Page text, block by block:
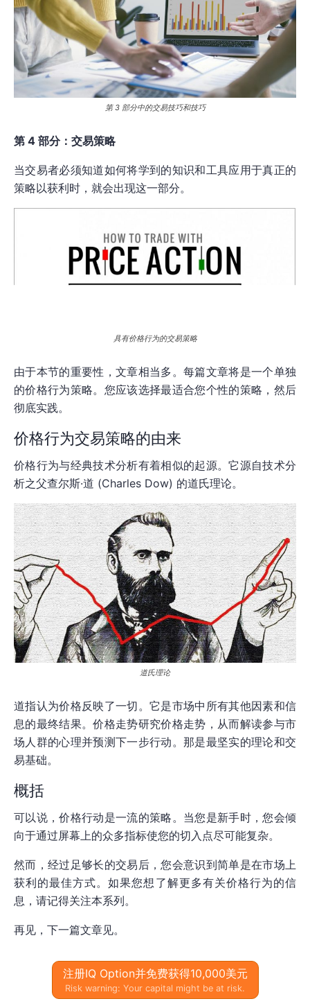
第 3 部分中的交易技巧和技巧
第 4 部分：交易策略
当交易者必须知道如何将学到的知识和工具应用于真正的
策略以获利时，就会出现这一部分。
具有价格行为的交易策略
由于本节的重要性，文章相当多。每篇文章将是一个单独
的价格行为策略。您应该选择最适合您个性的策略，然后
彻底实践。
价格行为交易策略的由来
价格行为与经典技术分析有着相似的起源。它源自技术分
析之父查尔斯·道 (Charles Dow) 的道氏理论。
道氏理论
道指认为价格反映了一切。它是市场中所有其他因素和信
息的最终结果。价格走势研究价格走势，从而解读参与市
场人群的心理并预测下一步行动。那是最坚实的理论和交
易基础。
概括
可以说，价格行动是一流的策略。当您是新手时，您会倾
向于通过屏幕上的众多指标使您的切入点尽可能复杂。
然而，经过足够长的交易后，您会意识到简单是在市场上
获利的最佳方式。如果您想了解更多有关价格行为的信
息，请记得关注本系列。
再见，下一篇文章见。
注册IQ Option并免费获得10,000美元
Risk warning: Your capital might be at risk.